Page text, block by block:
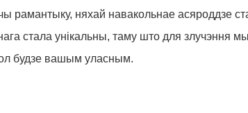
рамантыку, няхай навакольнае асяроддзе
стала унікальны, таму што для злучэння
будзе вашым уласным.